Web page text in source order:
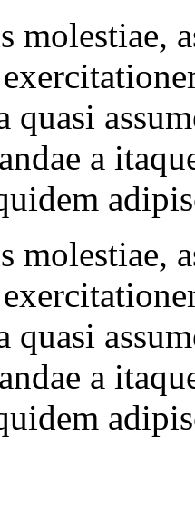
molestiae,
quasi
a
molestiae,
quasi
a